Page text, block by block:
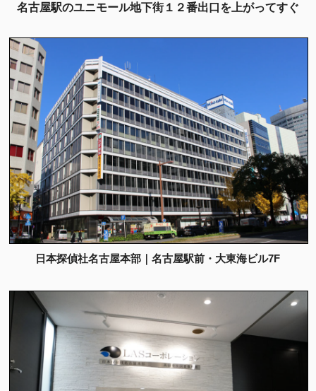
名古屋駅のユニモール地下街１２番出口を上がってすぐ
日本探偵社名古屋本部｜名古屋駅前・大東海ビル7F